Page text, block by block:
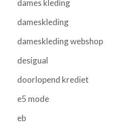
dames kleding
dameskleding
dameskleding webshop
desigual
doorlopend krediet
e5 mode
eb